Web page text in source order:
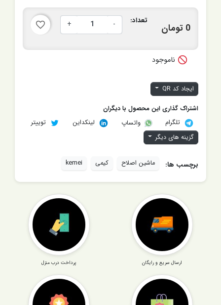
0 تومان
تعداد: -
+
favorite_border
 ناموجود
ایجاد کد QR
اشتراک گذاری این محصول با دیگران
تلگرام
واتساپ لینکداین
توییتر
گزینه های دیگر
برچسب ها: ماشین اصلاح کیمی kemei
ارسال سریع و رایگان پرداخت درب منزل